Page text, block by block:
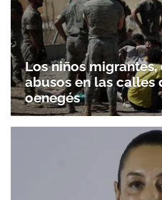
Los niños
abusos en las calles
oenegés